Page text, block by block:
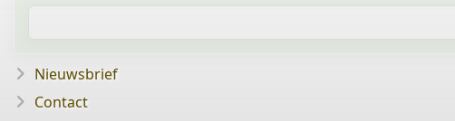
Nieuwsbrief
Contact